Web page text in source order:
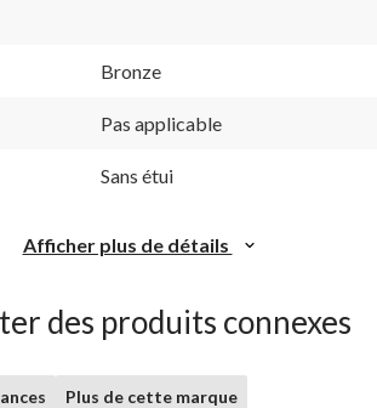
Bronze
Pas applicable
Sans étui
Afficher plus de détails
des produits connexes
Plus de cette marque